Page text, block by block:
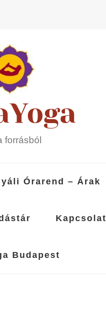
forrásból
Órarend – Árak
Kapcsolat
Budapest